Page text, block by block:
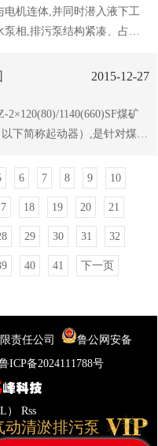
壳体轴封部分由两只骨架油
加了密封。 想了解多矿用气
机连体,并同时潜入液下工
相,排污泵结构紧凑、占地
间长.排污泵由于泵和电机同
问题.特别是后一点给操作
温升低,对环境无污染.选择好
爱与支持,公司坚持以人为本,
2015-12-27
1140(660)SF煤矿
下简称起动器）,是针对煤矿
、120A，频率50Hz、三相
供电，分别控制主机和副
，以掘进工作面不间断通
,具有短路、过载、断相、漏
6 7 8 9 10
18 19 20 21
29 30 31 32
40 41 下一页
责任公司
鲁公网安备
ICP备2024111788号
Rss
动清淤排污泵